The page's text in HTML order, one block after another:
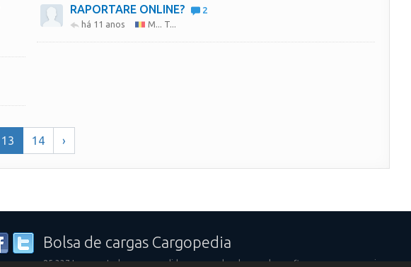
RAPORTARE ONLINE?
2
há 11 anos
M... T...
13 14 ›
Bolsa de cargas Cargopedia
25.337 transportadores e expedidores ao redor do mundo confiam em nossos serviços